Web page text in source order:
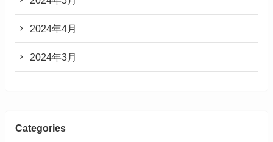
2024年4月
2024年3月
Categories